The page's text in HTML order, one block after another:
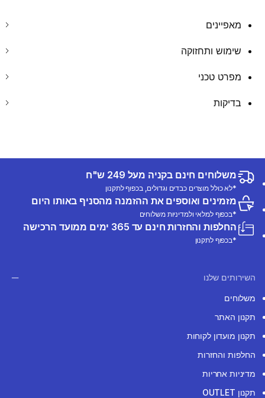
מאפיינים
שימוש ותחזוקה
מפרט טכני
בדיקות
משלוחים חינם בקניה מעל 249 ש"ח
*לא כולל מוצרים כבדים וגדולים, בכפוף לתקנון
מזמינים ואוספים את ההזמנה מהסניף באותו היום
*בכפוף למלאי ולמדיניות משלוחים
החלפות והחזרות חינם עד 365 ימים ממועד הרכישה
*בכפוף לתקנון
השירותים שלנו
משלוחים
תקנון האתר
תקנון מועדון לקוחות
החלפות והחזרות
מדיניות אחריות
תקנון OUTLET